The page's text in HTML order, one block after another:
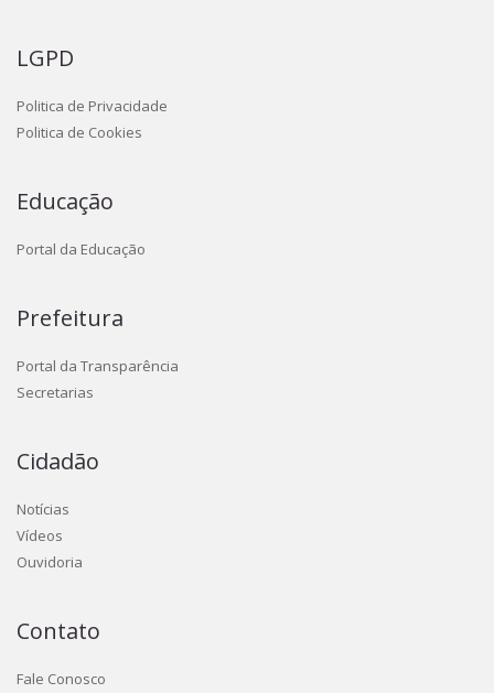
LGPD
Politica de Privacidade
Politica de Cookies
Educação
Portal da Educação
Prefeitura
Portal da Transparência
Secretarias
Cidadão
Notícias
Vídeos
Ouvidoria
Contato
Fale Conosco